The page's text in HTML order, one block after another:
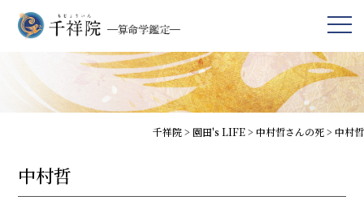
千祥院> 園田's LIFE> 中村哲さんの死> 中村哲
中村哲